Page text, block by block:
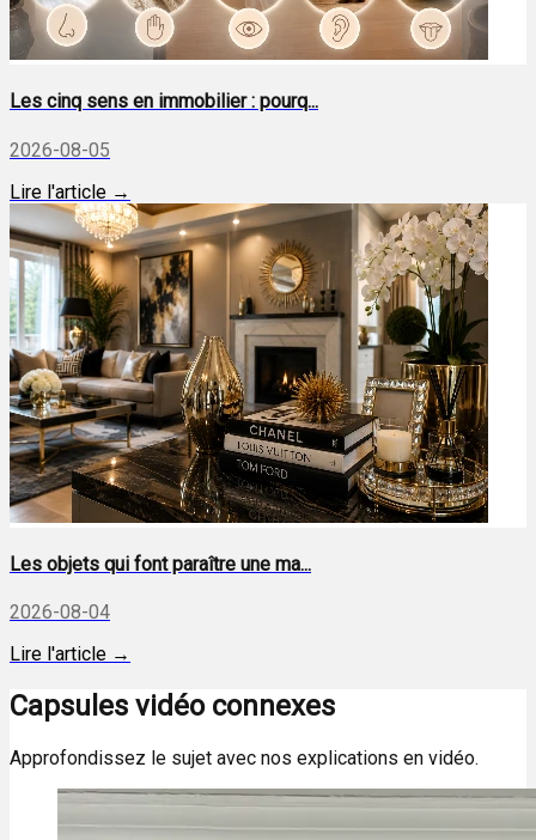
Les cinq sens en immobilier : pourq...
2026-08-05
Lire l'article →
Les objets qui font paraître une ma...
2026-08-04
Lire l'article →
Capsules vidéo connexes
Approfondissez le sujet avec nos explications en vidéo.